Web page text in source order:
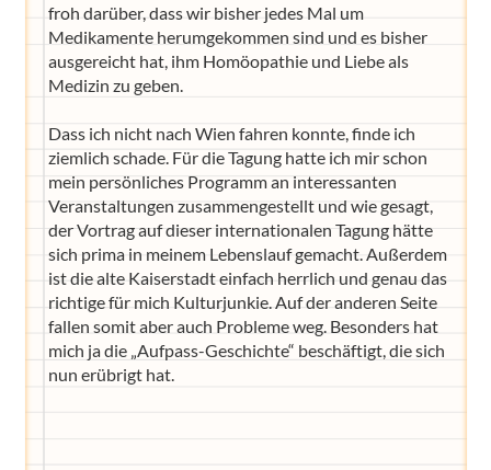
froh darüber, dass wir bisher jedes Mal um
Medikamente herumgekommen sind und es bisher
ausgereicht hat, ihm Homöopathie und Liebe als
Medizin zu geben.
Dass ich nicht nach Wien fahren konnte, finde ich
ziemlich schade. Für die Tagung hatte ich mir schon
mein persönliches Programm an interessanten
Veranstaltungen zusammengestellt und wie gesagt,
der Vortrag auf dieser internationalen Tagung hätte
sich prima in meinem Lebenslauf gemacht. Außerdem
ist die alte Kaiserstadt einfach herrlich und genau das
richtige für mich Kulturjunkie. Auf der anderen Seite
fallen somit aber auch Probleme weg. Besonders hat
mich ja die „Aufpass-Geschichte“ beschäftigt, die sich
nun erübrigt hat.